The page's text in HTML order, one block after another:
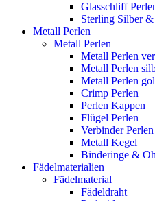
Glasschliff
Sterling Silber
Metall Perlen
Metall Perlen
Metall Perlen
Metall Perlen
Metall Perlen
Crimp Perlen
Perlen Kappen
Flügel Perlen
Verbinder Perlen
Metall Kegel
Binderinge &
Fädelmaterialien
Fädelmaterial
Fädeldraht